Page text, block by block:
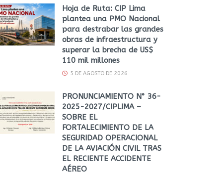
Hoja de Ruta: CIP Lima
plantea una PMO Nacional
para destrabar las grandes
obras de infraestructura y
superar la brecha de US$
110 mil millones
5 DE AGOSTO DE 2026
PRONUNCIAMIENTO N° 36-
2025-2027/CIPLIMA –
SOBRE EL
FORTALECIMIENTO DE LA
SEGURIDAD OPERACIONAL
DE LA AVIACIÓN CIVIL TRAS
EL RECIENTE ACCIDENTE
AÉREO